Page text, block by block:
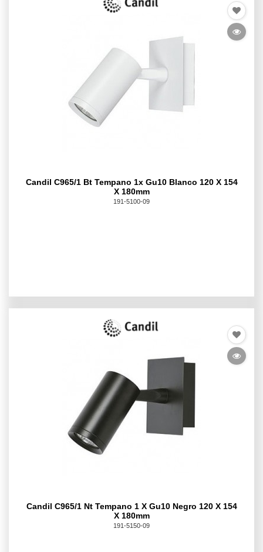
Candil C965/1 Bt Tempano 1x Gu10 Blanco 120 X 154
X 180mm
191-5100-09
Candil C965/1 Nt Tempano 1 X Gu10 Negro 120 X 154
X 180mm
191-5150-09